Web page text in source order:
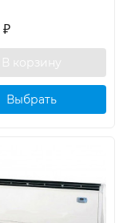
₽
Выбрать